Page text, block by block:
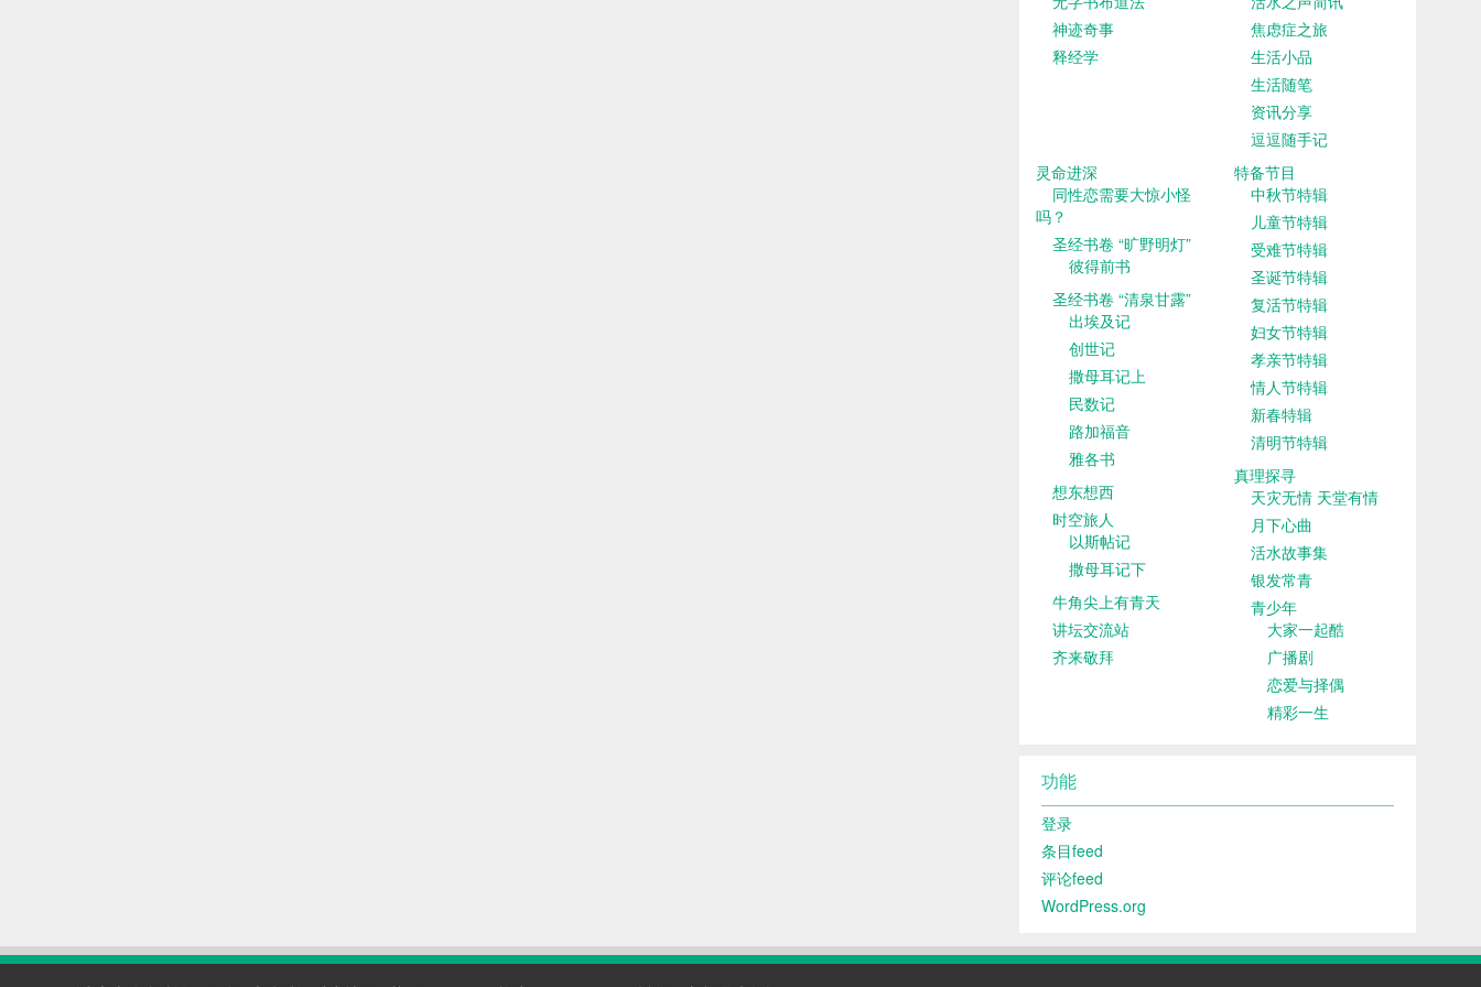
神迹奇事
释经学
焦虑症之旅
生活小品
生活随笔
资讯分享
逗逗随手记
灵命进深
同性恋需要大惊小怪
吗？
圣经书卷 “旷野明灯”
彼得前书
圣经书卷 “清泉甘露”
出埃及记
创世记
撒母耳记上
民数记
路加福音
雅各书
想东想西
时空旅人
以斯帖记
撒母耳记下
牛角尖上有青天
讲坛交流站
齐来敬拜
特备节目
中秋节特辑
儿童节特辑
受难节特辑
圣诞节特辑
复活节特辑
妇女节特辑
孝亲节特辑
情人节特辑
新春特辑
清明节特辑
真理探寻
天灾无情 天堂有情
月下心曲
活水故事集
银发常青
青少年
大家一起酷
广播剧
恋爱与择偶
精彩一生
功能
登录
条目feed
评论feed
WordPress.org